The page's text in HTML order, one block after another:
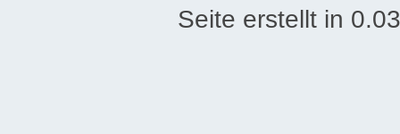
Seite erstellt in